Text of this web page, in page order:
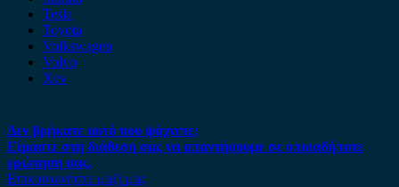
Tesla
Toyota
Volkswagen
Volvo
Xev
Δεν βρήκατε αυτό που ψάχνετε;
Είμαστε στη διάθεση σας να απαντήσουμε σε οποιαδήποτε
ερώτηση σας.
Επικοινωνήστε μαζί μας